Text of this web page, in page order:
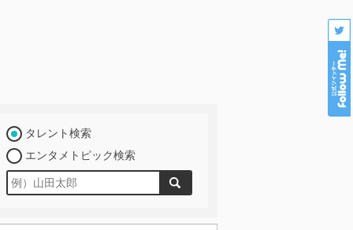
タレント検索
エンタメトピック検索